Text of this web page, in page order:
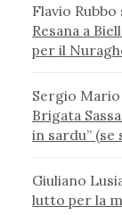
Flavio Rubbo
Resana a
per il
Sergio Mario
Brigata
in sardu” (se
Giuliano
lutto per la